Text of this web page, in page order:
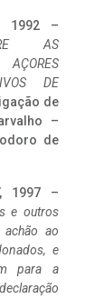
1992 –
AS
DE
de
–
de
1997 –
e outros
ao
e
para a